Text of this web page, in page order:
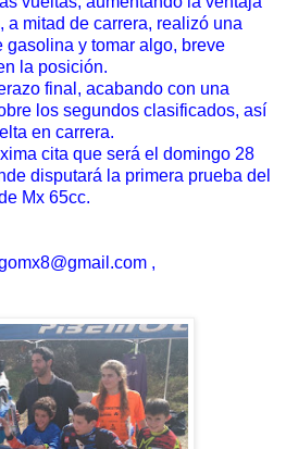
a mitad de carrera, realizó una
gasolina y tomar algo, breve
la posición.
final, acabando con una
los segundos clasificados, así
en carrera.
cita que será el domingo 28
disputará la primera prueba del
Mx 65cc.
,